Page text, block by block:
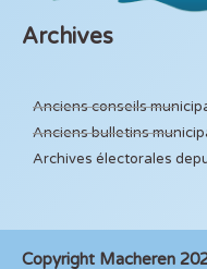
Archives
Anciens conseils
Anciens bulletins
Archives électorales
Copyright Macheren